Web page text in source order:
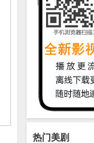
热门美剧